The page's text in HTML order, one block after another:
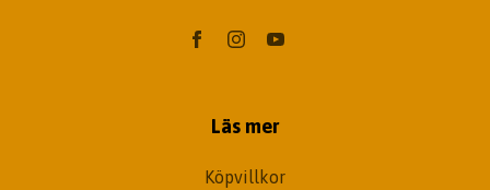
Läs mer
Köpvillkor